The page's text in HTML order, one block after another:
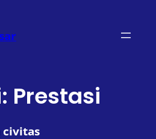
Prestasi
civitas